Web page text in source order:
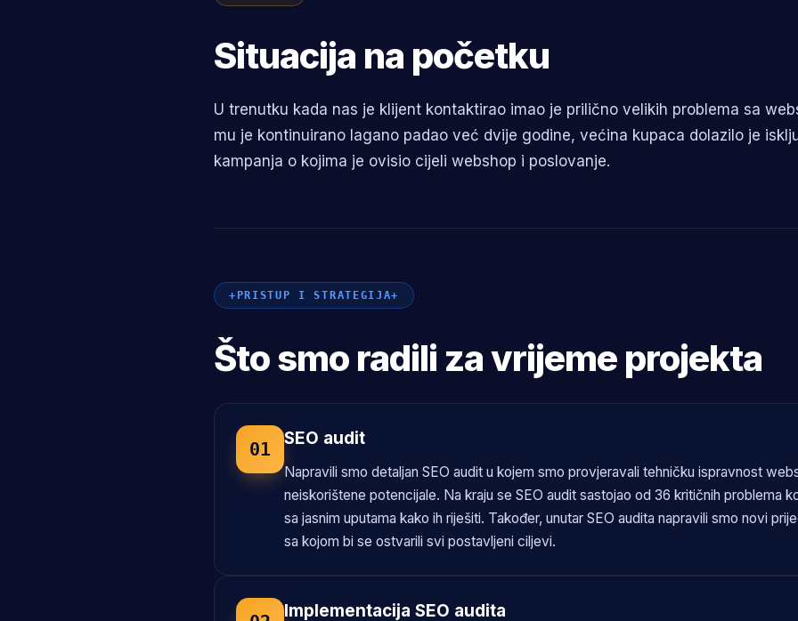
Situacija na početku
U trenutku kada nas je klijent kontaktirao imao je prilično velikih problema sa
mu je kontinuirano lagano padao već dvije godine, većina kupaca dolazilo je
kampanja o kojima je ovisio cijeli webshop i poslovanje.
PRISTUP I STRATEGIJA
Što smo radili za vrijeme projekta
01
SEO audit
Napravili smo detaljan SEO audit u kojem smo provjeravali tehničku ispravnost
neiskorištene potencijale. Na kraju se SEO audit sastojao od 36 kritičnih problema
sa jasnim uputama kako ih riješiti. Također, unutar SEO audita napravili smo novi
sa kojom bi se ostvarili svi postavljeni ciljevi.
Implementacija SEO audita